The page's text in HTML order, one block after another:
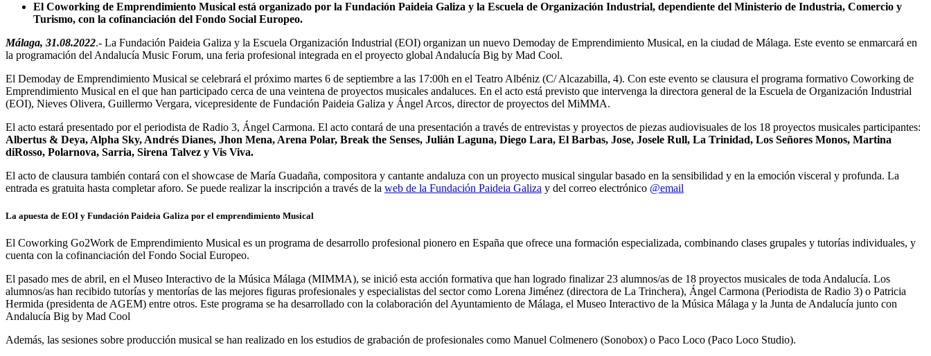
El Coworking de Emprendimiento Musical está organizado por la Fundación Paideia Galiza y la Escuela de Organización Industrial, dependiente del Ministerio de Industria, Comercio y
Turismo, con la cofinanciación del Fondo Social Europeo.
Málaga, 31.08.2022.- La Fundación Paideia Galiza y la Escuela Organización Industrial (EOI) organizan un nuevo Demoday de Emprendimiento Musical, en la ciudad de Málaga. Este evento se enmarcará en
la programación del Andalucía Music Forum, una feria profesional integrada en el proyecto global Andalucía Big by Mad Cool.
El Demoday de Emprendimiento Musical se celebrará el próximo martes 6 de septiembre a las 17:00h en el Teatro Albéniz (C/ Alcazabilla, 4). Con este evento se clausura el programa formativo Coworking de
Emprendimiento Musical en el que han participado cerca de una veintena de proyectos musicales andaluces. En el acto está previsto que intervenga la directora general de la Escuela de Organización Industrial
(EOI), Nieves Olivera, Guillermo Vergara, vicepresidente de Fundación Paideia Galiza y Ángel Arcos, director de proyectos del MiMMA.
El acto estará presentado por el periodista de Radio 3, Ángel Carmona. El acto contará de una presentación a través de entrevistas y proyectos de piezas audiovisuales de los 18 proyectos musicales participantes:
Albertus & Deya, Alpha Sky, Andrés Dianes, Jhon Mena, Arena Polar, Break the Senses, Julián Laguna, Diego Lara, El Barbas, Jose, Josele Rull, La Trinidad, Los Señores Monos, Martina
diRosso, Polarnova, Sarria, Sirena Talvez y Vis Viva.
El acto de clausura también contará con el showcase de María Guadaña, compositora y cantante andaluza con un proyecto musical singular basado en la sensibilidad y en la emoción visceral y profunda. La
entrada es gratuita hasta completar aforo. Se puede realizar la inscripción a través de la web de la Fundación Paideia Galiza y del correo electrónico @email
La apuesta de EOI y Fundación Paideia Galiza por el emprendimiento Musical
El Coworking Go2Work de Emprendimiento Musical es un programa de desarrollo profesional pionero en España que ofrece una formación especializada, combinando clases grupales y tutorías individuales, y
cuenta con la cofinanciación del Fondo Social Europeo.
El pasado mes de abril, en el Museo Interactivo de la Música Málaga (MIMMA), se inició esta acción formativa que han logrado finalizar 23 alumnos/as de 18 proyectos musicales de toda Andalucía. Los
alumnos/as han recibido tutorías y mentorías de las mejores figuras profesionales y especialistas del sector como Lorena Jiménez (directora de La Trinchera), Ángel Carmona (Periodista de Radio 3) o Patricia
Hermida (presidenta de AGEM) entre otros. Este programa se ha desarrollado con la colaboración del Ayuntamiento de Málaga, el Museo Interactivo de la Música Málaga y la Junta de Andalucía junto con
Andalucía Big by Mad Cool
Además, las sesiones sobre producción musical se han realizado en los estudios de grabación de profesionales como Manuel Colmenero (Sonobox) o Paco Loco (Paco Loco Studio).